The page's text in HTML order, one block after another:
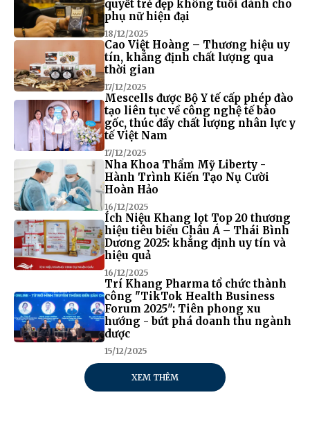
quyết trẻ đẹp không tuổi dành cho
phụ nữ hiện đại
18/12/2025
Cao Việt Hoàng – Thương hiệu uy
tín, khẳng định chất lượng qua
thời gian
17/12/2025
Mescells được Bộ Y tế cấp phép đào
tạo liên tục về công nghệ tế bào
gốc, thúc đẩy chất lượng nhân lực y
tế Việt Nam
17/12/2025
Nha Khoa Thẩm Mỹ Liberty -
Hành Trình Kiến Tạo Nụ Cười
Hoàn Hảo
16/12/2025
Ích Niệu Khang lọt Top 20 thương
hiệu tiêu biểu Châu Á – Thái Bình
Dương 2025: khẳng định uy tín và
hiệu quả
16/12/2025
Trí Khang Pharma tổ chức thành
công "TikTok Health Business
Forum 2025": Tiên phong xu
hướng - bứt phá doanh thu ngành
dược
15/12/2025
XEM THÊM